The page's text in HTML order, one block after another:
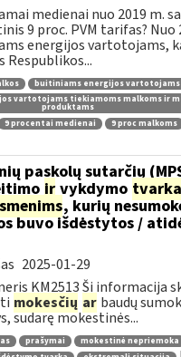
medienai nuo 2019 m.
9 proc. PVM tarifas? Nuo
energijos vartotojams,
buitiniams energijos vartotojams
vartotojams tiekiamoms malkoms ir
produktams
9 procentai medienai
9 proc malkoms
paskolų sutarčių
ir vykdymo tvarka
, kurių
buvo išdėstytos /
2025-01-29
KM2513 Ši informacija
mokesčių ar baudų
sudarę mokestinės...
prašymai
mokestinė nepriemoka